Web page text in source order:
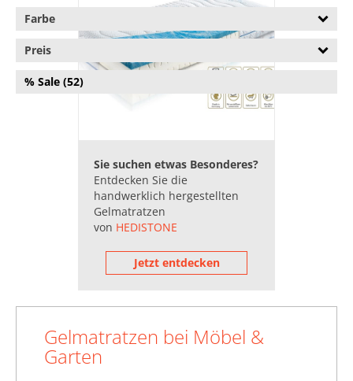
Gelmatratzen in 140 x 200 cm
(61)
Gelmatratzen in 180 x 200 cm
Gelmatratzen in 90 x 200 cm
Latexmatratzen (2.660)
Matratzenschoner (17.784)
Matratzentopper & Auflagen
Verstellbare Lattenroste
(10.256)
Farbe
Preis
% Sale (52)
Sie suchen etwas Besonderes?
Entdecken Sie die
handwerklich hergestellten
Gelmatratzen
von HEDISTONE
Jetzt entdecken
Gelmatratzen bei Möbel &
Garten